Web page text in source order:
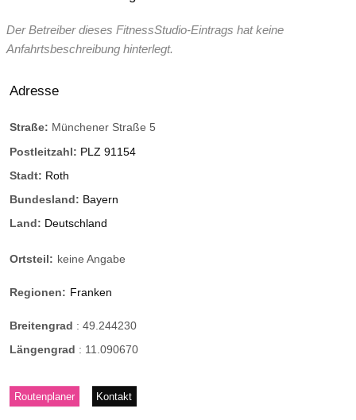
Der Betreiber dieses FitnessStudio-Eintrags hat keine
Anfahrtsbeschreibung hinterlegt.
Adresse
Straße: Münchener Straße 5
Postleitzahl: PLZ 91154
Stadt: Roth
Bundesland: Bayern
Land: Deutschland
Ortsteil: keine Angabe
Regionen: Franken
Breitengrad : 49.244230
Längengrad : 11.090670
Routenplaner Kontakt